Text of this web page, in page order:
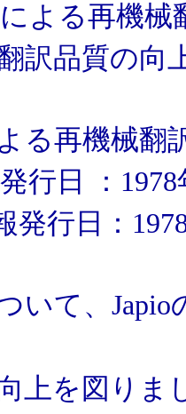
よる再機械
品質の向
再機械翻
：1978年
日：1978
いて、Japio
を図りま